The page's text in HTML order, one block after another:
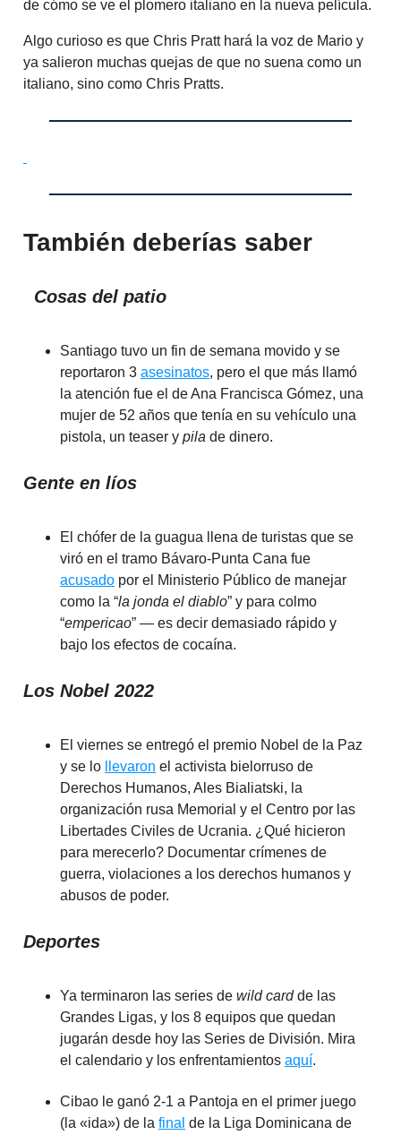
de cómo se ve el plomero italiano en la nueva película.
Algo curioso es que Chris Pratt hará la voz de Mario y
ya salieron muchas quejas de que no suena como un
italiano, sino como Chris Pratts.
También deberías saber
Cosas del patio
Santiago tuvo un fin de semana movido y se
reportaron 3 asesinatos, pero el que más llamó
la atención fue el de Ana Francisca Gómez, una
mujer de 52 años que tenía en su vehículo una
pistola, un teaser y pila de dinero.
Gente en líos
El chófer de la guagua llena de turistas que se
viró en el tramo Bávaro-Punta Cana fue
acusado por el Ministerio Público de manejar
como la “la jonda el diablo” y para colmo
“empericao” — es decir demasiado rápido y
bajo los efectos de cocaína.
Los Nobel 2022
El viernes se entregó el premio Nobel de la Paz
y se lo
llevaron el activista bielorruso de
Derechos Humanos, Ales Bialiatski, la
organización rusa Memorial y el Centro por las
Libertades Civiles de Ucrania. ¿Qué hicieron
para merecerlo? Documentar crímenes de
guerra, violaciones a los derechos humanos y
abusos de poder.
Deportes
Ya terminaron las series de wild cardde las
Grandes Ligas, y los 8 equipos que quedan
jugarán desde hoy las Series de División. Mira
el calendario y los enfrentamientos aquí.
Cibao le ganó 2-1 a Pantoja en el primer juego
(la «ida») de la final de la Liga Dominicana de